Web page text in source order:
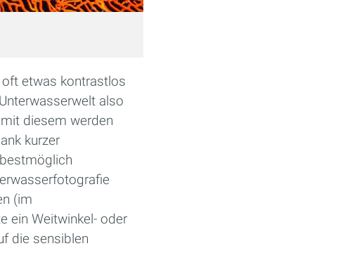
oft etwas kontrastlos
also
diesem werden
kurzer
(im
ein Weitwinkel- oder
die sensiblen